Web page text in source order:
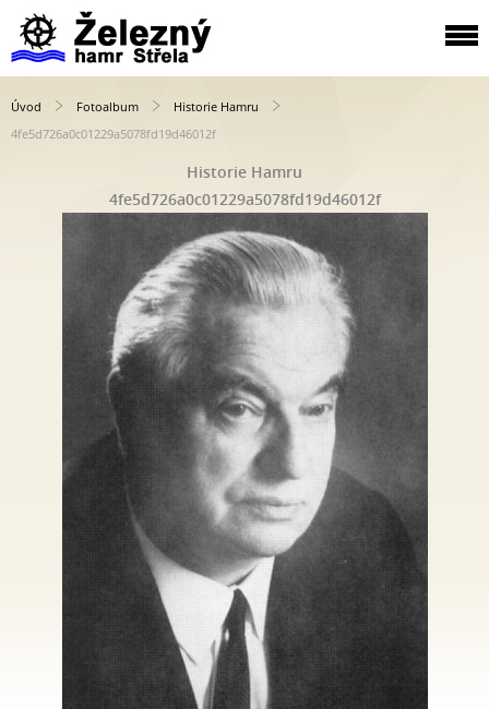
Úvod Fotoalbum
Historie Hamru
4fe5d726a0c01229a5078fd19d46012f
Historie Hamru
4fe5d726a0c01229a5078fd19d46012f